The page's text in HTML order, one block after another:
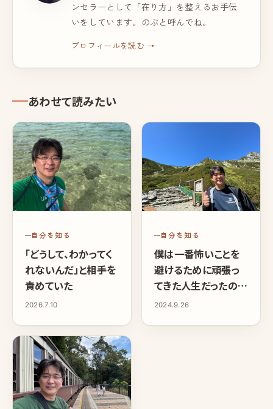
ンセラーとして「在り方」を整えるお手伝
いをしています。のぶと呼んでね。
プロフィールを読む →
あわせて読みたい
自分を知る
「どうして、わかってく
れないんだ」と相手を
責めていた
2026.7.10
自分を知る
僕は一番怖いことを
避けるために頑張っ
てきた人生だったのを
手放したことで、やっと
2024.9.26